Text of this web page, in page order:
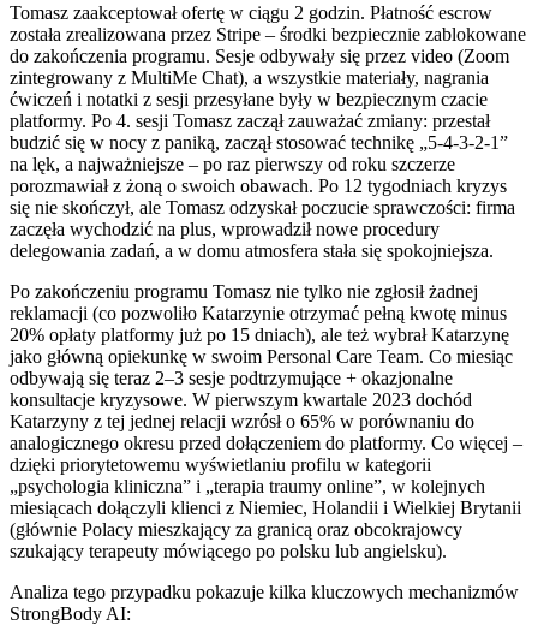
Tomasz zaakceptował ofertę w ciągu 2 godzin. Płatność escrow
została zrealizowana przez Stripe – środki bezpiecznie zablokowane
do zakończenia programu. Sesje odbywały się przez video (Zoom
zintegrowany z MultiMe Chat), a wszystkie materiały, nagrania
ćwiczeń i notatki z sesji przesyłane były w bezpiecznym czacie
platformy. Po 4. sesji Tomasz zaczął zauważać zmiany: przestał
budzić się w nocy z paniką, zaczął stosować technikę „5-4-3-2-1”
na lęk, a najważniejsze – po raz pierwszy od roku szczerze
porozmawiał z żoną o swoich obawach. Po 12 tygodniach kryzys
się nie skończył, ale Tomasz odzyskał poczucie sprawczości: firma
zaczęła wychodzić na plus, wprowadził nowe procedury
delegowania zadań, a w domu atmosfera stała się spokojniejsza.
Po zakończeniu programu Tomasz nie tylko nie zgłosił żadnej
reklamacji (co pozwoliło Katarzynie otrzymać pełną kwotę minus
20% opłaty platformy już po 15 dniach), ale też wybrał Katarzynę
jako główną opiekunkę w swoim Personal Care Team. Co miesiąc
odbywają się teraz 2–3 sesje podtrzymujące + okazjonalne
konsultacje kryzysowe. W pierwszym kwartale 2023 dochód
Katarzyny z tej jednej relacji wzrósł o 65% w porównaniu do
analogicznego okresu przed dołączeniem do platformy. Co więcej –
dzięki priorytetowemu wyświetlaniu profilu w kategorii
„psychologia kliniczna” i „terapia traumy online”, w kolejnych
miesiącach dołączyli klienci z Niemiec, Holandii i Wielkiej Brytanii
(głównie Polacy mieszkający za granicą oraz obcokrajowcy
szukający terapeuty mówiącego po polsku lub angielsku).
Analiza tego przypadku pokazuje kilka kluczowych mechanizmów
StrongBody AI: